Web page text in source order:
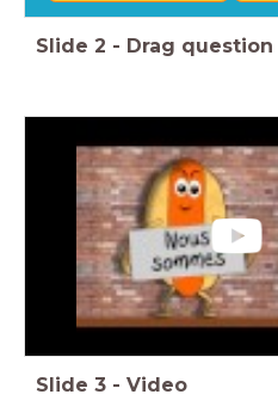
Slide 2 - Drag question
Slide 3 - Video